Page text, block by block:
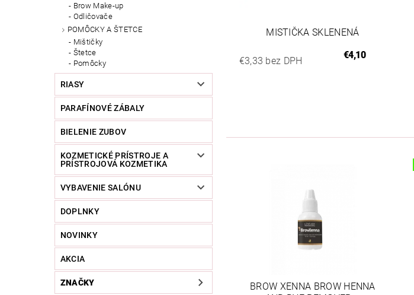
Brow Make-up
Odličovače
POMÔCKY A ŠTETCE
Mištičky
Štetce
Pomôcky
RIASY
PARAFÍNOVÉ ZÁBALY
BIELENIE ZUBOV
KOZMETICKÉ PRÍSTROJE A
PRÍSTROJOVÁ KOZMETIKA
VYBAVENIE SALÓNU
DOPLNKY
NOVINKY
AKCIA
ZNAČKY
MISTIČKA SKLENENÁ
€3,33 bez DPH
€4,10
BROW XENNA BROW HENNA